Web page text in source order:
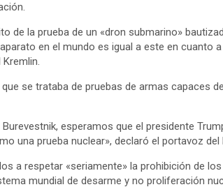
de la prueba de un «dron submarino»
en el mundo es igual a este en cuanto
se trataba de pruebas de armas capaces
esperamos que el presidente
una prueba nuclear», declaró el portavoz del
a respetar «seriamente» la prohibición de
mundial de desarme y no proliferación